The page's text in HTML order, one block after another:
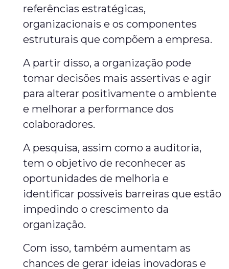
referências estratégicas,
organizacionais e os componentes
estruturais que compõem a empresa.
A partir disso, a organização pode
tomar decisões mais assertivas e agir
para alterar positivamente o ambiente
e melhorar a performance dos
colaboradores.
A pesquisa, assim como a auditoria,
tem o objetivo de reconhecer as
oportunidades de melhoria e
identificar possíveis barreiras que estão
impedindo o crescimento da
organização.
Com isso, também aumentam as
chances de gerar ideias inovadoras e